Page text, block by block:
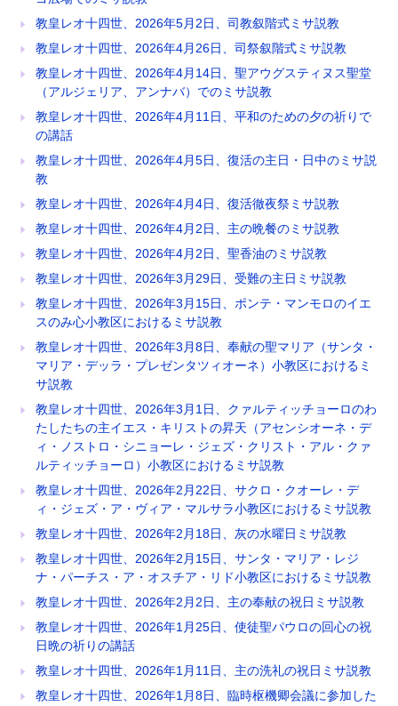
教皇レオ十四世、2026年5月2日、司教叙階式ミサ説教
教皇レオ十四世、2026年4月26日、司祭叙階式ミサ説教
教皇レオ十四世、2026年4月14日、聖アウグスティヌス聖堂
（アルジェリア、アンナバ）でのミサ説教
教皇レオ十四世、2026年4月11日、平和のための夕の祈りで
の講話
教皇レオ十四世、2026年4月5日、復活の主日・日中のミサ説
教
教皇レオ十四世、2026年4月4日、復活徹夜祭ミサ説教
教皇レオ十四世、2026年4月2日、主の晩餐のミサ説教
教皇レオ十四世、2026年4月2日、聖香油のミサ説教
教皇レオ十四世、2026年3月29日、受難の主日ミサ説教
教皇レオ十四世、2026年3月15日、ポンテ・マンモロのイエ
スのみ心小教区におけるミサ説教
教皇レオ十四世、2026年3月8日、奉献の聖マリア（サンタ・
マリア・デッラ・プレゼンタツィオーネ）小教区におけるミ
サ説教
教皇レオ十四世、2026年3月1日、クァルティッチョーロのわ
たしたちの主イエス・キリストの昇天（アセンシオーネ・デ
ィ・ノストロ・シニョーレ・ジェズ・クリスト・アル・クァ
ルティッチョーロ）小教区におけるミサ説教
教皇レオ十四世、2026年2月22日、サクロ・クオーレ・デ
ィ・ジェズ・ア・ヴィア・マルサラ小教区におけるミサ説教
教皇レオ十四世、2026年2月18日、灰の水曜日ミサ説教
教皇レオ十四世、2026年2月15日、サンタ・マリア・レジ
ナ・パーチス・ア・オスチア・リド小教区におけるミサ説教
教皇レオ十四世、2026年2月2日、主の奉献の祝日ミサ説教
教皇レオ十四世、2026年1月25日、使徒聖パウロの回心の祝
日晩の祈りの講話
教皇レオ十四世、2026年1月11日、主の洗礼の祝日ミサ説教
教皇レオ十四世、2026年1月8日、臨時枢機卿会議に参加した